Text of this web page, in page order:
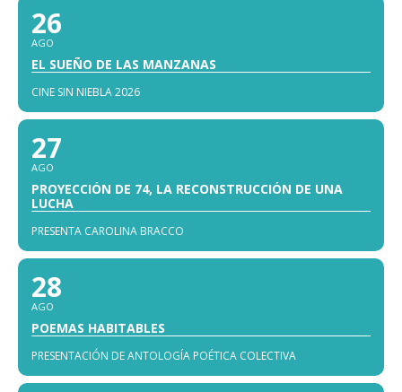
26
AGO
EL SUEÑO DE LAS MANZANAS
CINE SIN NIEBLA 2026
27
AGO
PROYECCIÓN DE 74, LA RECONSTRUCCIÓN DE UNA
LUCHA
PRESENTA CAROLINA BRACCO
28
AGO
POEMAS HABITABLES
PRESENTACIÓN DE ANTOLOGÍA POÉTICA COLECTIVA